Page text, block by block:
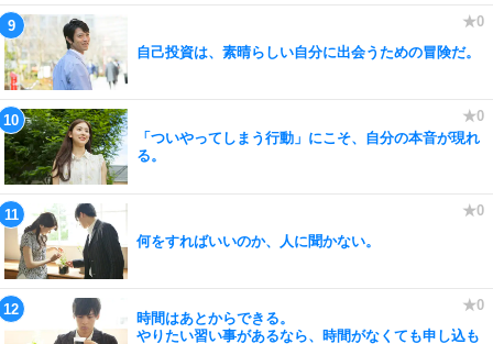
自己投資は、素晴らしい自分に出会うための冒険だ。
「ついやってしまう行動」にこそ、自分の本音が現れ
る。
何をすればいいのか、人に聞かない。
時間はあとからできる。
やりたい習い事があるなら、時間がなくても申し込も